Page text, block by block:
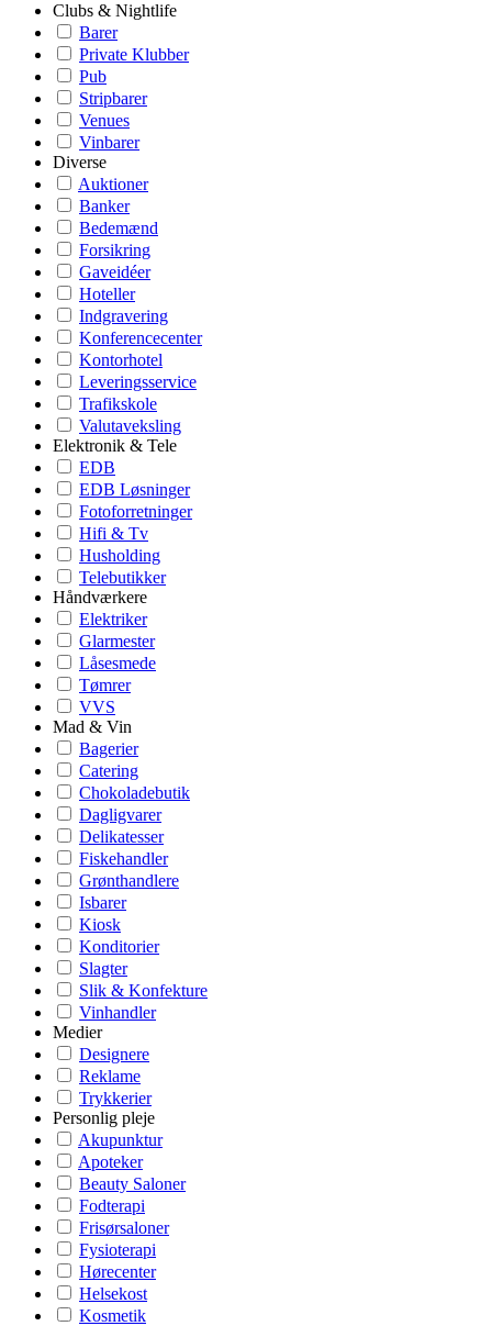
Clubs & Nightlife
Barer
Private Klubber
Pub
Stripbarer
Venues
Vinbarer
Diverse
Auktioner
Banker
Bedemænd
Forsikring
Gaveidéer
Hoteller
Indgravering
Konferencecenter
Kontorhotel
Leveringsservice
Trafikskole
Valutaveksling
Elektronik & Tele
EDB
EDB Løsninger
Fotoforretninger
Hifi & Tv
Husholding
Telebutikker
Håndværkere
Elektriker
Glarmester
Låsesmede
Tømrer
VVS
Mad & Vin
Bagerier
Catering
Chokoladebutik
Dagligvarer
Delikatesser
Fiskehandler
Grønthandlere
Isbarer
Kiosk
Konditorier
Slagter
Slik & Konfekture
Vinhandler
Medier
Designere
Reklame
Trykkerier
Personlig pleje
Akupunktur
Apoteker
Beauty Saloner
Fodterapi
Frisørsaloner
Fysioterapi
Hørecenter
Helsekost
Kosmetik